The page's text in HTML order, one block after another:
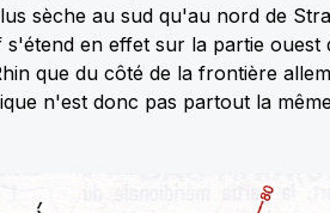
sèche au sud qu'au nord de
en effet sur la partie ouest
que du côté de la frontière
n'est donc pas partout la